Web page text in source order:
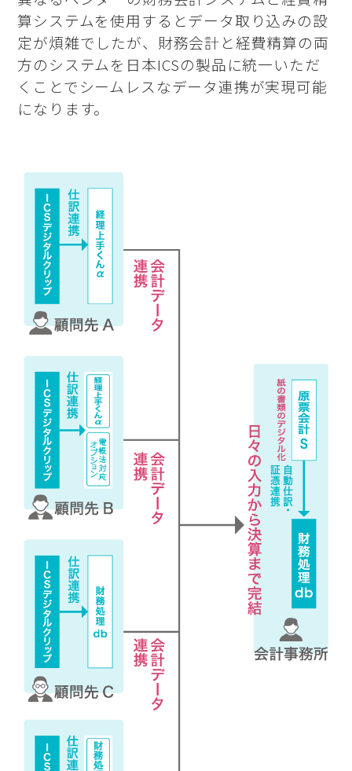
算システムを使用するとデータ取り込みの設
定が煩雑でしたが、財務会計と経費精算の両
方のシステムを日本ICSの製品に統一いただ
くことでシームレスなデータ連携が実現可能
になります。